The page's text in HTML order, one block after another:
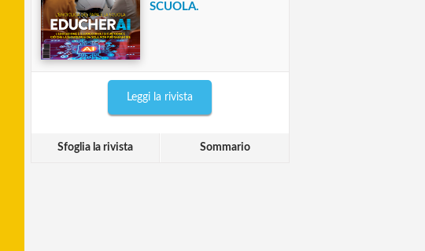
SCUOLA.
Leggi la rivista
Sfoglia la rivista Sommario